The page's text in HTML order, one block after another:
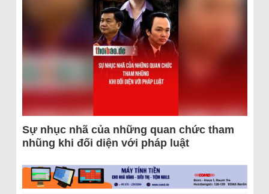
Sự nhục nhã của những quan chức tham
nhũng khi đối diện với pháp luật